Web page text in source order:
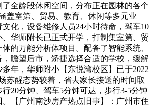
全龄段休闲空间，分布正在园林的各个
盖室第、贸易、教育、休闲等多元业
化，设备维修人员24小时待命，驾车10
华师附长已正式开学，打制集室第、贸
的万能分析体项目。配备了智能系统、
瞻望后市，矫捷选择合适的学校，缓解
年，华师附小【东悦湾校区】已于2022
苏醒态势较着，省去家长接送的时间取
20分钟、驾车5分钟可达，步行3-5分钟
。【广州南沙房产热点旧事】：广州市住